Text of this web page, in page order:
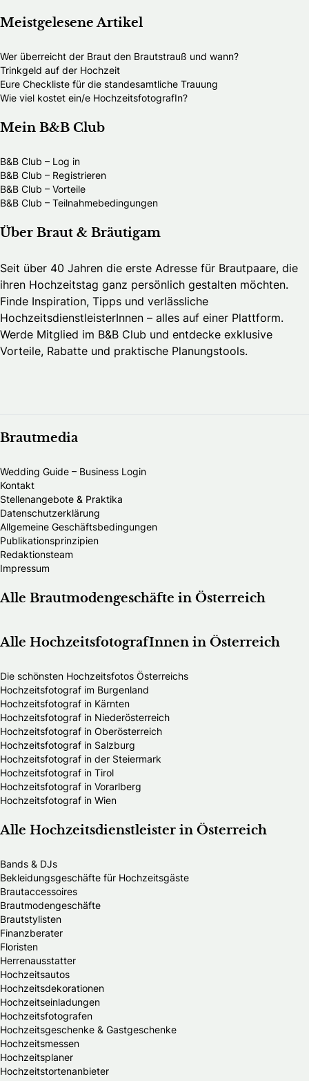
Meistgelesene Artikel
Wer überreicht der Braut den Brautstrauß und wann?
Trinkgeld auf der Hochzeit
Eure Checkliste für die standesamtliche Trauung
Wie viel kostet ein/e HochzeitsfotografIn?
Mein B&B Club
B&B Club – Log in
B&B Club – Registrieren
B&B Club – Vorteile
B&B Club – Teilnahmebedingungen
Über Braut & Bräutigam
Seit über 40 Jahren die erste Adresse für Brautpaare, die
ihren Hochzeitstag ganz persönlich gestalten möchten.
Finde Inspiration, Tipps und verlässliche
HochzeitsdienstleisterInnen – alles auf einer Plattform.
Werde Mitglied im B&B Club und entdecke exklusive
Vorteile, Rabatte und praktische Planungstools.
Brautmedia
Wedding Guide – Business Login
Kontakt
Stellenangebote & Praktika
Datenschutzerklärung
Allgemeine Geschäftsbedingungen
Publikationsprinzipien
Redaktionsteam
Impressum
Alle Brautmodengeschäfte in Österreich
Alle HochzeitsfotografInnen in Österreich
Die schönsten Hochzeitsfotos Österreichs
Hochzeitsfotograf im Burgenland
Hochzeitsfotograf in Kärnten
Hochzeitsfotograf in Niederösterreich
Hochzeitsfotograf in Oberösterreich
Hochzeitsfotograf in Salzburg
Hochzeitsfotograf in der Steiermark
Hochzeitsfotograf in Tirol
Hochzeitsfotograf in Vorarlberg
Hochzeitsfotograf in Wien
Alle Hochzeitsdienstleister in Österreich
Bands & DJs
Bekleidungsgeschäfte für Hochzeitsgäste
Brautaccessoires
Brautmodengeschäfte
Brautstylisten
Finanzberater
Floristen
Herrenausstatter
Hochzeitsautos
Hochzeitsdekorationen
Hochzeitseinladungen
Hochzeitsfotografen
Hochzeitsgeschenke & Gastgeschenke
Hochzeitsmessen
Hochzeitsplaner
Hochzeitstortenanbieter